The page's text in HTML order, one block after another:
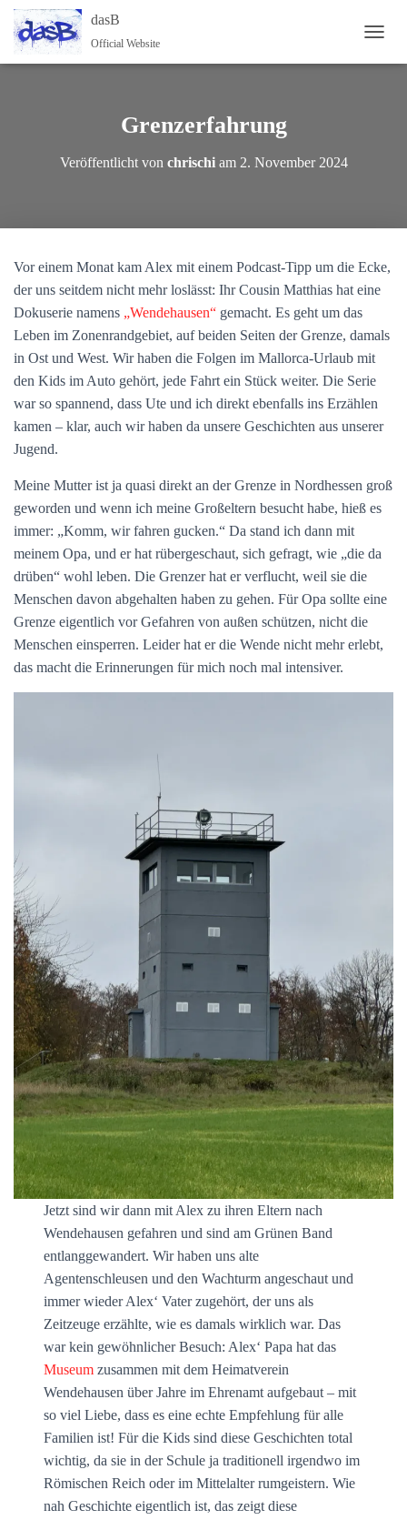
dasB
Official Website
Grenzerfahrung
Veröffentlicht von chrischiam 2. November 2024
Vor einem Monat kam Alex mit einem Podcast-Tipp um die Ecke,
der uns seitdem nicht mehr loslässt: Ihr Cousin Matthias hat eine
Dokuserie namens „Wendehausen“ gemacht. Es geht um das
Leben im Zonenrandgebiet, auf beiden Seiten der Grenze, damals
in Ost und West. Wir haben die Folgen im Mallorca-Urlaub mit
den Kids im Auto gehört, jede Fahrt ein Stück weiter. Die Serie
war so spannend, dass Ute und ich direkt ebenfalls ins Erzählen
kamen – klar, auch wir haben da unsere Geschichten aus unserer
Jugend.
Meine Mutter ist ja quasi direkt an der Grenze in Nordhessen groß
geworden und wenn ich meine Großeltern besucht habe, hieß es
immer: „Komm, wir fahren gucken.“ Da stand ich dann mit
meinem Opa, und er hat rübergeschaut, sich gefragt, wie „die da
drüben“ wohl leben. Die Grenzer hat er verflucht, weil sie die
Menschen davon abgehalten haben zu gehen. Für Opa sollte eine
Grenze eigentlich vor Gefahren von außen schützen, nicht die
Menschen einsperren. Leider hat er die Wende nicht mehr erlebt,
das macht die Erinnerungen für mich noch mal intensiver.
Jetzt sind wir dann mit Alex zu ihren Eltern nach
Wendehausen gefahren und sind am Grünen Band
entlanggewandert. Wir haben uns alte
Agentenschleusen und den Wachturm angeschaut und
immer wieder Alex‘ Vater zugehört, der uns als
Zeitzeuge erzählte, wie es damals wirklich war. Das
war kein gewöhnlicher Besuch: Alex‘ Papa hat das
Museum zusammen mit dem Heimatverein
Wendehausen über Jahre im Ehrenamt aufgebaut – mit
so viel Liebe, dass es eine echte Empfehlung für alle
Familien ist! Für die Kids sind diese Geschichten total
wichtig, da sie in der Schule ja traditionell irgendwo im
Römischen Reich oder im Mittelalter rumgeistern. Wie
nah Geschichte eigentlich ist, das zeigt diese